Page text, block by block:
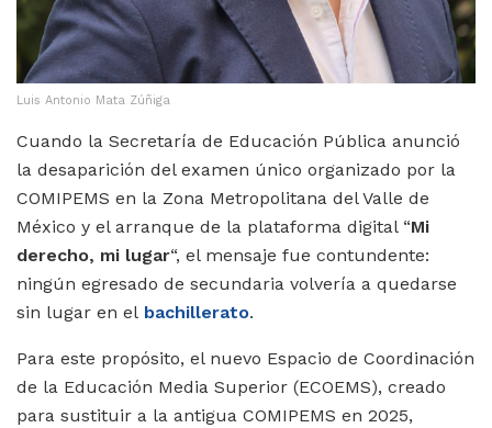
Luis Antonio Mata Zúñiga
Cuando la Secretaría de Educación Pública anunció
la desaparición del examen único organizado por la
COMIPEMS en la Zona Metropolitana del Valle de
México y el arranque de la plataforma digital “Mi
derecho, mi lugar“, el mensaje fue contundente:
ningún egresado de secundaria volvería a quedarse
sin lugar en el bachillerato.
Para este propósito, el nuevo Espacio de Coordinación
de la Educación Media Superior (ECOEMS), creado
para sustituir a la antigua COMIPEMS en 2025,